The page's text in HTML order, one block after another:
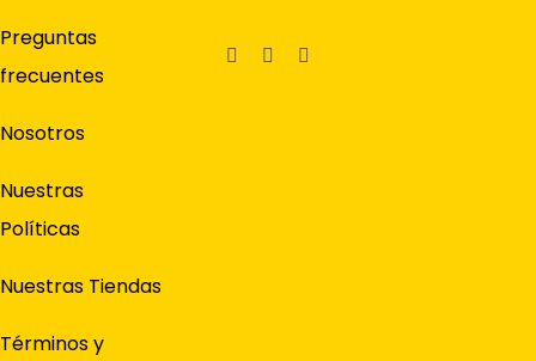
Preguntas
frecuentes
Nosotros
Nuestras
Políticas
Nuestras Tiendas
Términos y